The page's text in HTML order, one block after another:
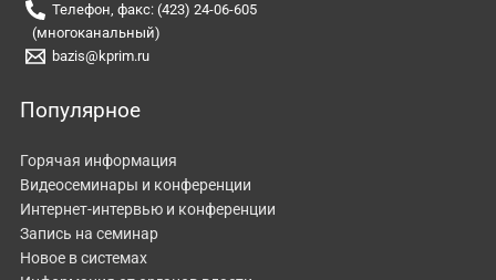
Телефон, факс: (423) 24-06-605
(многоканальный)
bazis@kprim.ru
Популярное
Горячая информация
Видеосеминары и конференции
Интернет-интервью и конференции
Запись на семинар
Новое в системах